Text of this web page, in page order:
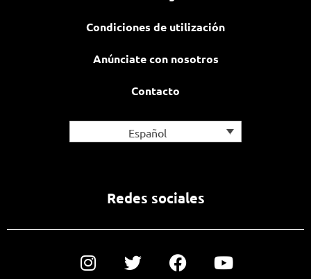
Condiciones de utilización
Anúnciate con nosotros
Contacto
Español
Redes sociales